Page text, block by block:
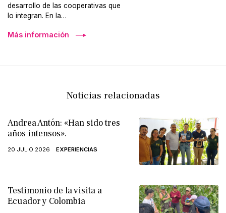
desarrollo de las cooperativas que
lo integran. En la…
Más información
Noticias relacionadas
Andrea Antón: «Han sido tres
años intensos».
20 JULIO 2026 EXPERIENCIAS
Testimonio de la visita a
Ecuador y Colombia